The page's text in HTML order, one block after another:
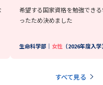
希望する国家資格を勉強でき
ったため決めました
生命科学部｜ 女性 （2026年度入
すべて見る